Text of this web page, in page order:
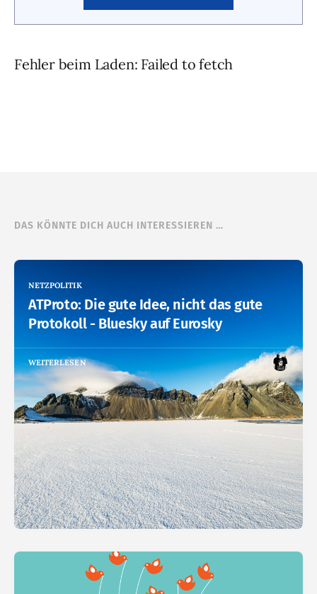
Fehler beim Laden: Failed to fetch
DAS KÖNNTE DICH AUCH INTERESSIEREN …
NETZPOLITIK
ATProto: Die gute Idee, nicht das gute
Protokoll - Bluesky auf Eurosky
WEITERLESEN